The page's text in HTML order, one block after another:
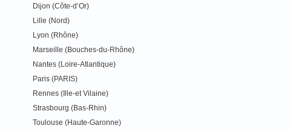
Dijon (Côte-d’Or)
Lille (Nord)
Lyon (Rhône)
Marseille (Bouches-du-Rhône)
Nantes (Loire-Atlantique)
Paris (PARIS)
Rennes (Ille-et Vilaine)
Strasbourg (Bas-Rhin)
Toulouse (Haute-Garonne)